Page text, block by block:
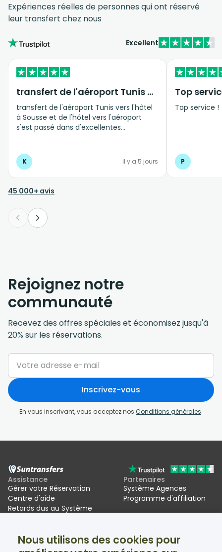
Expériences réelles de personnes qui ont réservé
leur transfert chez nous
Excellent
transfert de l'aéroport Tunis vers…
transfert de l'aéroport Tunis vers l'hôtel
à Sousse et de l'hôtel vers l'aéroport
s'est passé dans d'excellentes
K il y a 5 jours
Top
Top service !
P
45 000+ avis
Rejoignez notre
communauté
Recevez des offres spéciales et économisez jusqu'à
20% sur les réservations.
Inscrivez-vous
En vous inscrivant, vous acceptez nos Conditions générales.
Assistance
Gérer votre Réservation
Centre d'aide
Retards dus au Système
Partenaires
Système Agences
Programme d'affiliation
Suntransfers
Réseaux sociaux
Nous utilisons des cookies pour